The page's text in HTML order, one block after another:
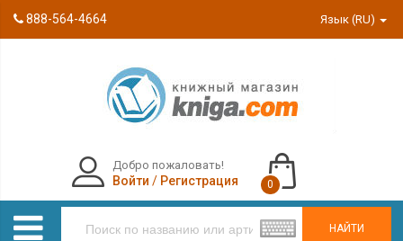
888-564-4664 Язык (RU)
НАЙТИ
Добро пожаловать!
Войти / Регистрация 0